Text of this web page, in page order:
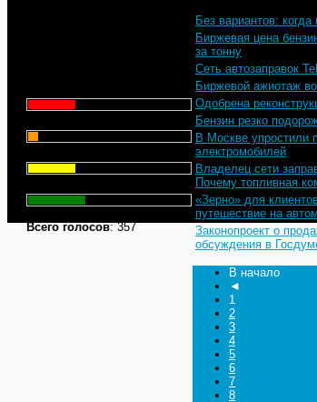
Всего голосов: 357
Без вариантов:
Биржевая цена
за тонну
Сеть автозаправок
Биржевой ажиотаж
Одобрена
Бензин резко
В Москве упростили
электромобилей
Владелец сети
Почему топливная
«Зерно» для
путешествие на
Законопроект о
обсуждения в
В начало
◄
1
2
3
4
5
6
7
8